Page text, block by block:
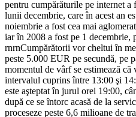
pentru cumpărăturile pe internet
lunii decembrie, care în acest an
noiembrie a fost cea mai
iar în 2008 a fost pe 1 decembrie,
rnrnCumpărătorii vor cheltui în
peste 5.000 EUR pe secundă, pe
momentul de vârf se estimează
intervalul cuprins între 13:00 şi
este aşteptat în jurul orei 19:00,
după ce se întorc acasă de la
proceseze peste 6,6 milioane de